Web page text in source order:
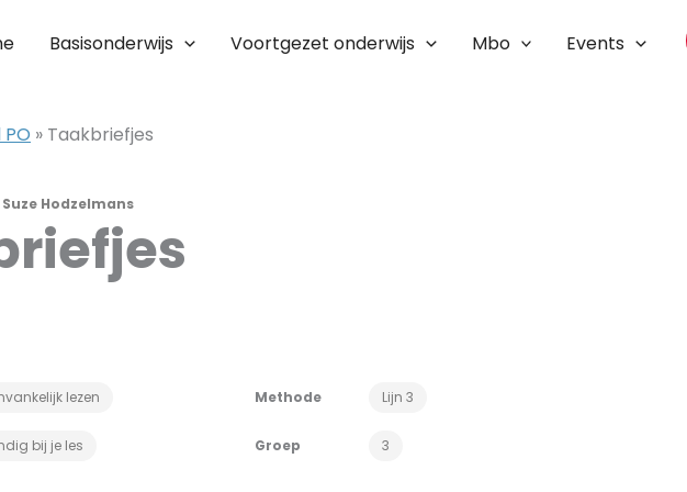
Basisonderwijs Voortgezet onderwijs Mbo Events
» Taakbriefjes
Suze Hodzelmans
lezen Methode Lijn 3
bij je les Groep 3